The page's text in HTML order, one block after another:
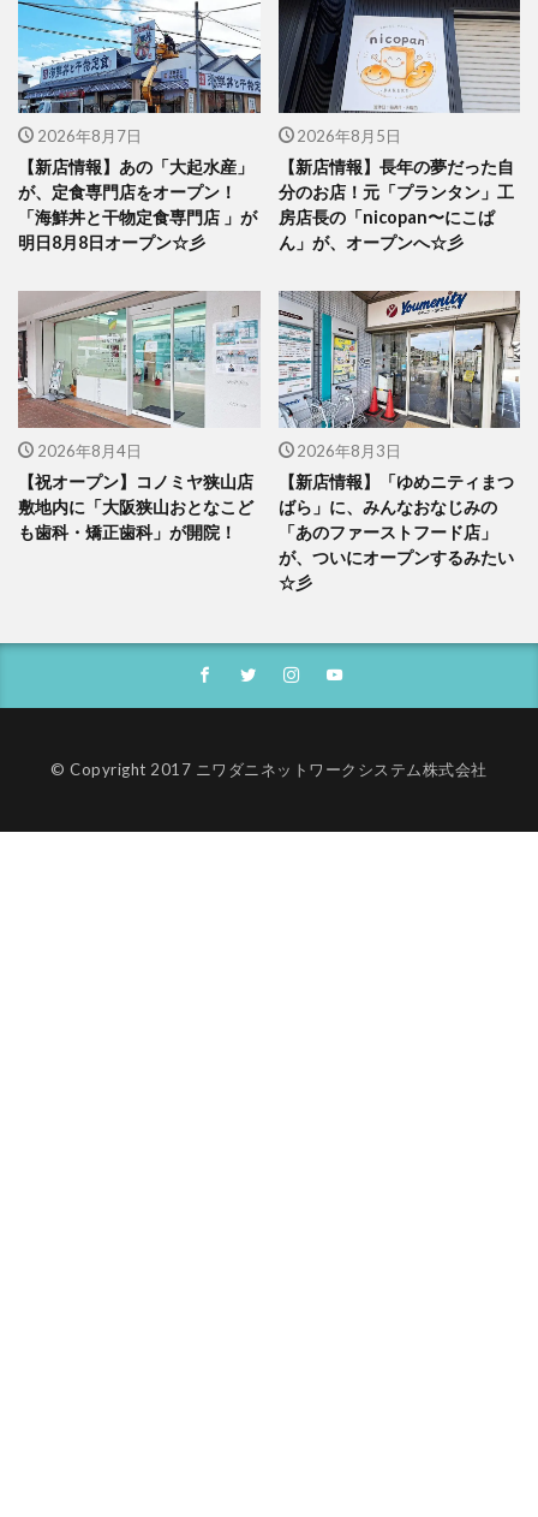
2026年8月7日
【新店情報】あの「大起水産」
が、定食専門店をオープン！
「海鮮丼と干物定食専門店 」が
明日8月8日オープン☆彡
2026年8月5日
【新店情報】長年の夢だった自
分のお店！元「プランタン」工
房店長の「nicopan〜にこぱ
ん」が、オープンへ☆彡
2026年8月4日
【祝オープン】コノミヤ狭山店
敷地内に「大阪狭山おとなこど
も歯科・矯正歯科」が開院！
2026年8月3日
【新店情報】「ゆめニティまつ
ばら」に、みんなおなじみの
「あのファーストフード店」
が、ついにオープンするみたい
☆彡
© Copyright 2017 ニワダニネットワークシステム株式会社